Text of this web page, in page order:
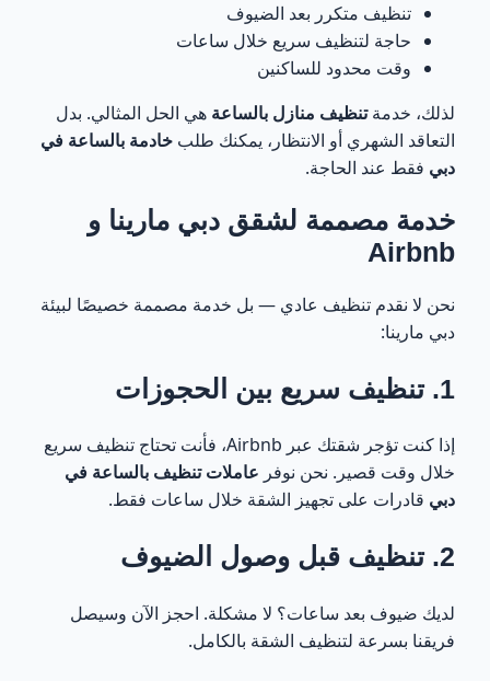
16 احجز الآن خلال دقائق
17 كيف تختار عدد الساعات المناسب لتنظيف شقتك
18 الفرق بين التنظيف السريع والتنظيف العميق في
مارينا
19 1. تنظيف سريع (Express Cleaning)
21
22 أخطاء شائعة في تنظيف شقق دبي مارينا
23 نصائح مهمة لعملاء Airbnb في دبي مارينا
نحن لا نقدم تنظيف فقط — نحن نوفر راحة كاملة
هل الخدمة مناسبة لك؟
26 ابدأ الآن — خلال دقائق فقط
تنظيف متكرر بعد الضيوف
حاجة لتنظيف سريع خلال ساعات
وقت محدود للساكنين
لذلك، خدمةتنظيف منازل بالساعة هي الحل المثالي. بدل
التعاقد الشهري أو الانتظار، يمكنك طلب خادمة بالساعة في
دبي فقط عند الحاجة.
خدمة مصممة لشقق دبي مارينا و
Airbnb
نحن لا نقدم تنظيف عادي — بل خدمة مصممة خصيصًا لبيئة
دبي مارينا:
1. تنظيف سريع بين الحجوزات
إذا كنت تؤجر شقتك عبر Airbnb، فأنت تحتاج تنظيف سريع
خلال وقت قصير. نحن نوفر عاملات تنظيف بالساعة في
دبي قادرات على تجهيز الشقة خلال ساعات فقط.
2. تنظيف قبل وصول الضيوف
لديك ضيوف بعد ساعات؟ لا مشكلة. احجز الآن وسيصل
فريقنا بسرعة لتنظيف الشقة بالكامل.